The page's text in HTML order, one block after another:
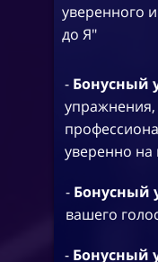
-Бонусный
вашего
- Бонусный
- Бонусный
уверенно на
уверенного
до Я"